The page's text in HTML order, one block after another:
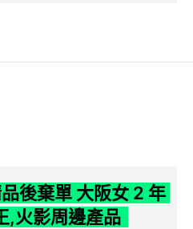
後棄單 大阪女 2 年
,火影周邊產品